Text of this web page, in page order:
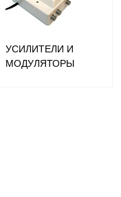
УСИЛИТЕЛИ И
МОДУЛЯТОРЫ